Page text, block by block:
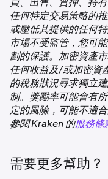
質押還會影響您用於
有鎖定期產品中進行
除質押金額。您的資
保證金和保證金水平。
如需了解更多質押資
有鎖定期的選擇參與
選擇參與獎勵讓您可
Kraken 交易帳戶中維
如果您將資產分配到
BNB (BNB)
✅
Cosmos (ATOM)
✅
✅
的詳細明細。
Opt-In 獎勵
目前，將資產分配到
如需更多資訊，請參
任何特定交易策略的
或壓低其提供的任何
市場不受監管，您可
劃的保護。加密資產
任何收益及/或加密資
的稅務狀況尋求獨立
制。獎勵率可能會有
定的風險，可能不適
參閱 Kraken 的服務條
需要更多幫助？